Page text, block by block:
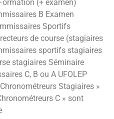
(+ examen)
B Examen
Sportifs
de course (stagiaires
sportifs stagiaires
stagiaires Séminaire
C, B ou A UFOLEP
Stagiaires »
C » sont